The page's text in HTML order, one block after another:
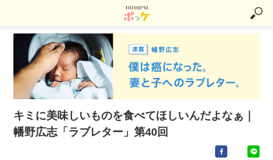
キミに美味しいものを食べてほしいんだよなぁ｜
幡野広志「ラブレター」第40回